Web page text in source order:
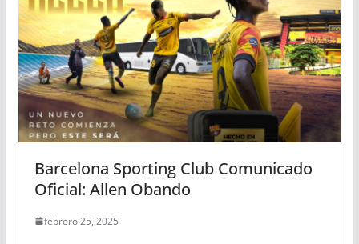
Barcelona Sporting Club Comunicado
Oficial: Allen Obando
febrero 25, 2025